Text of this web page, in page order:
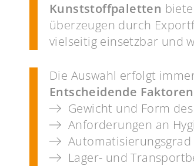
Kunststoffpaletten
überzeugen durch
vielseitig einsetzbar und
Die Auswahl erfolgt
Entscheidende
Gewicht und Form
Anforderungen an
Lager- und